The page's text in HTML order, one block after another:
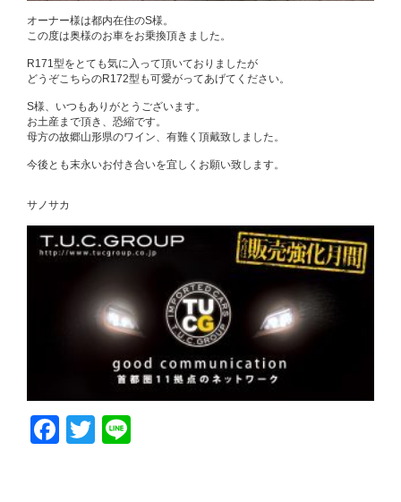
オーナー様は都内在住のS様。
この度は奥様のお車をお乗換頂きました。
R171型をとても気に入って頂いておりましたが
どうぞこちらのR172型も可愛がってあげてください。
S様、いつもありがとうございます。
お土産まで頂き、恐縮です。
母方の故郷山形県のワイン、有難く頂戴致しました。
今後とも末永いお付き合いを宜しくお願い致します。
サノサカ
Facebook
Twitter